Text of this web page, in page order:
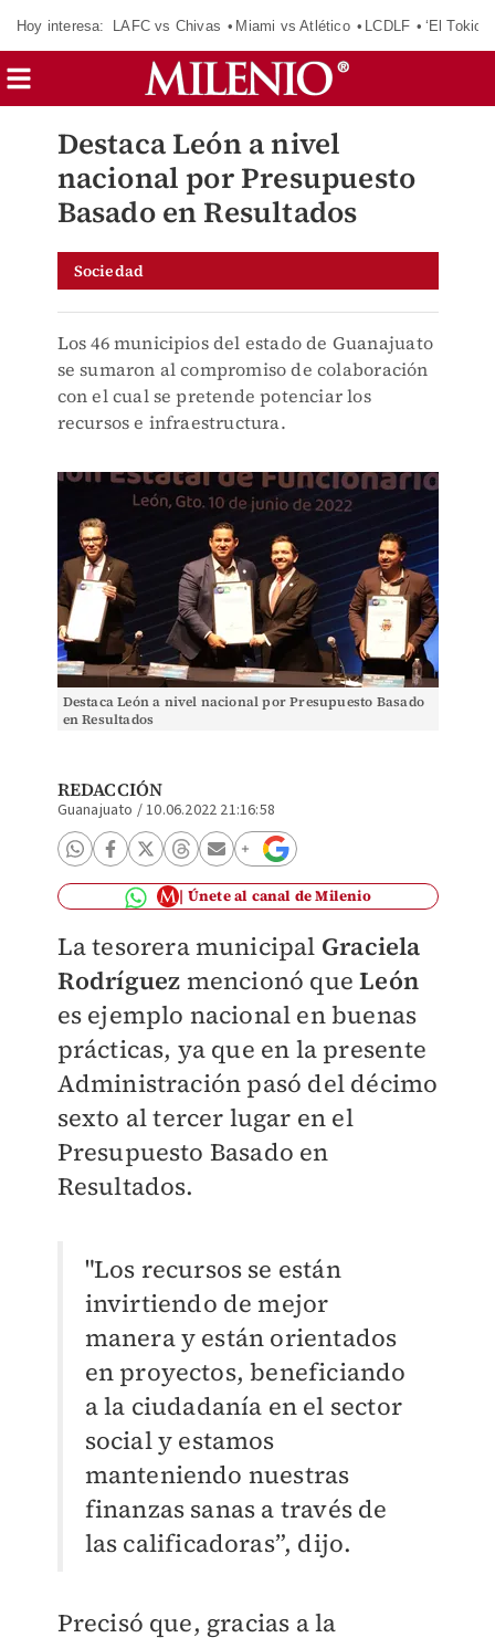
Hoy interesa: LAFC vs Chivas Miami vs Atlético LCDLF ‘El Tokio’
Destaca León a nivel
nacional por Presupuesto
Basado en Resultados
Sociedad
Los 46 municipios del estado de Guanajuato
se sumaron al compromiso de colaboración
con el cual se pretende potenciar los
recursos e infraestructura.
Destaca León a nivel nacional por Presupuesto Basado
en Resultados
REDACCIÓN
Guanajuato /10.06.2022 21:16:58
Únete al canal de Milenio
La tesorera municipal Graciela
Rodríguez mencionó queLeón
es ejemplo nacional en buenas
prácticas, ya que en la presente
Administración pasó del décimo
sexto al tercer lugar en el
Presupuesto Basado en
Resultados.
"Los recursos se están
invirtiendo de mejor
manera y están orientados
en proyectos, beneficiando
a la ciudadanía en el sector
social y estamos
manteniendo nuestras
finanzas sanas a través de
las calificadoras”, dijo.
Precisó que, gracias a la